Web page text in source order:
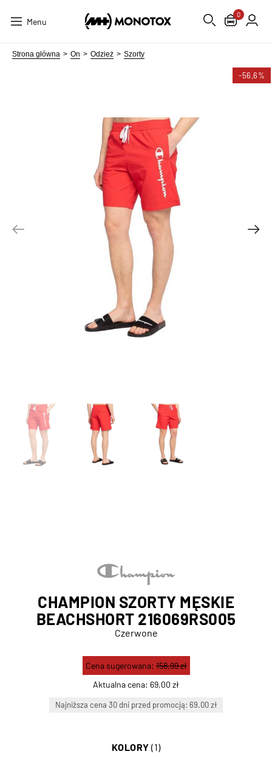
Menu
0
Strona główna On Odzież Szorty
-56,6%
CHAMPION SZORTY MĘSKIE
BEACHSHORT 216069RS005
Czerwone
Aktualna cena: 69,00 zł
Cena sugerowana:158,99 zł
Najniższa cena 30 dni przed promocją: 69.00 zł
KOLORY (1)